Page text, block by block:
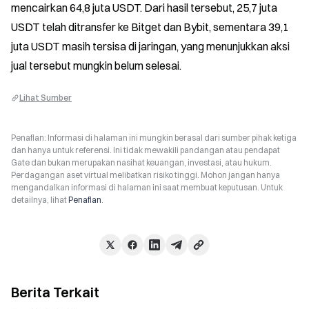
mencairkan 64,8 juta USDT. Dari hasil tersebut, 25,7 juta
USDT telah ditransfer ke Bitget dan Bybit, sementara 39,1
juta USDT masih tersisa di jaringan, yang menunjukkan aksi
jual tersebut mungkin belum selesai.
Lihat Sumber
Penafian: Informasi di halaman ini mungkin berasal dari sumber pihak ketiga
dan hanya untuk referensi. Ini tidak mewakili pandangan atau pendapat
Gate dan bukan merupakan nasihat keuangan, investasi, atau hukum.
Perdagangan aset virtual melibatkan risiko tinggi. Mohon jangan hanya
mengandalkan informasi di halaman ini saat membuat keputusan. Untuk
detailnya, lihatPenafian.
Berita Terkait